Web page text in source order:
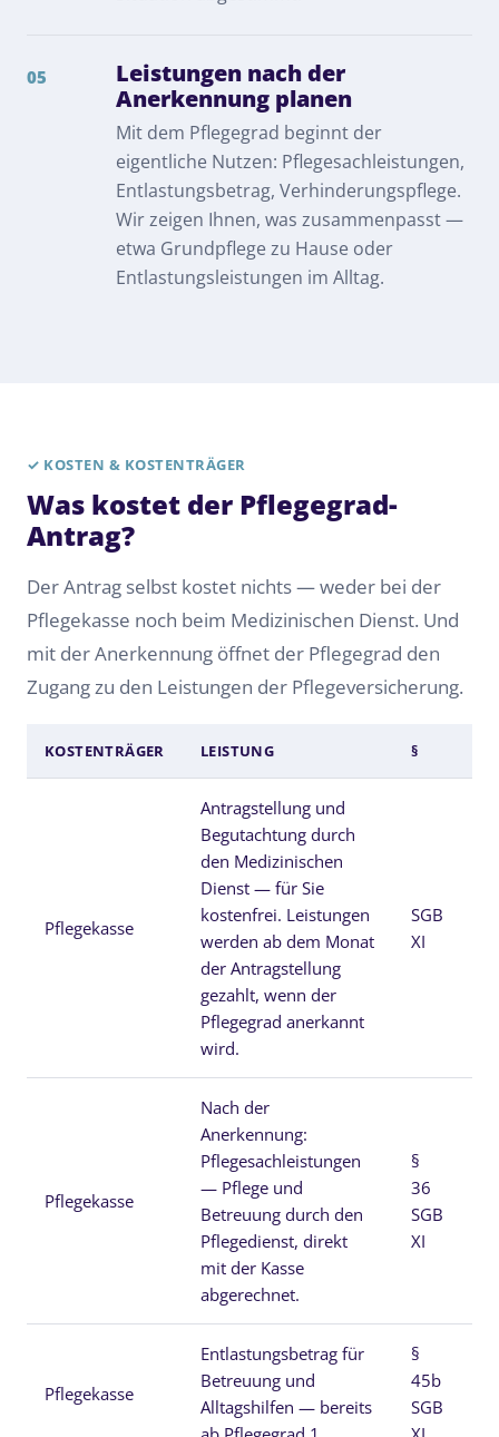
05
Leistungen nach der
Anerkennung planen
Mit dem Pflegegrad beginnt der
eigentliche Nutzen: Pflegesachleistungen,
Entlastungsbetrag, Verhinderungspflege.
Wir zeigen Ihnen, was zusammenpasst —
etwa Grundpflege zu Hause oder
Entlastungsleistungen im Alltag.
✓ KOSTEN & KOSTENTRÄGER
Was kostet der Pflegegrad-
Antrag?
Der Antrag selbst kostet nichts — weder bei der
Pflegekasse noch beim Medizinischen Dienst. Und
mit der Anerkennung öffnet der Pflegegrad den
Zugang zu den Leistungen der Pflegeversicherung.
KOSTENTRÄGER LEISTUNG §
Pflegekasse
Antragstellung und
Begutachtung durch
den Medizinischen
Dienst — für Sie
kostenfrei. Leistungen
werden ab dem Monat
der Antragstellung
gezahlt, wenn der
Pflegegrad anerkannt
wird.
SGB
XI
Pflegekasse
Nach der
Anerkennung:
Pflegesachleistungen
— Pflege und
Betreuung durch den
Pflegedienst, direkt
mit der Kasse
abgerechnet.
§
36
SGB
XI
Pflegekasse
Entlastungsbetrag für
Betreuung und
Alltagshilfen — bereits
§
45b
SGB